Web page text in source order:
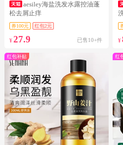
aesiley海盐洗发水露控油蓬
松去屑止痒
券100元 红包2元
¥ 27.9 已售10+件 ¥
红包补贴 红